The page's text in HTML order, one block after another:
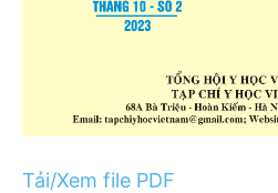
Tải/Xem file PDF